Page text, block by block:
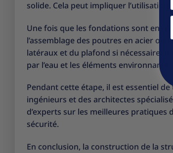
solide. Cela peut impliquer
Une fois que les fondations sont en
l’assemblage des poutres en acier
latéraux et du plafond si nécessaire.
par l’eau et les éléments environnants.
Pendant cette étape, il est essentiel
ingénieurs et des architectes
d’experts sur les meilleures
sécurité.
En conclusion, la construction de la